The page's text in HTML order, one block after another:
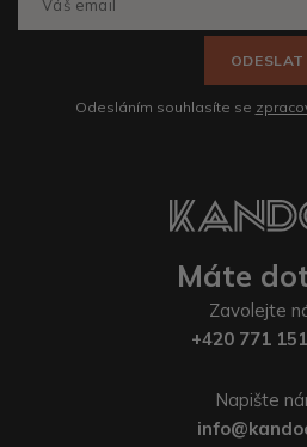
ODESLAT
Odesláním souhlasíte se
Máte
Zavolejte
+420 771
Napište